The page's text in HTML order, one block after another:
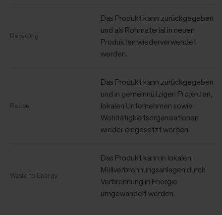
Recycling
Das Produkt kann zurückgegeben
und als Rohmaterial in neuen
Produkten wiederverwendet
werden.
ReUse
Das Produkt kann zurückgegeben
und in gemeinnützigen Projekten,
lokalen Unternehmen sowie
Wohltätigkeitsorganisationen
wieder eingesetzt werden.
Waste to Energy
Das Produkt kann in lokalen
Müllverbrennungsanlagen durch
Verbrennung in Energie
umgewandelt werden.